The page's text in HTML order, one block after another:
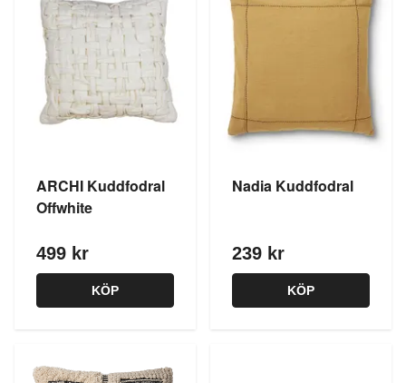
ARCHI Kuddfodral
Offwhite
499 kr
KÖP
Nadia Kuddfodral
239 kr
KÖP